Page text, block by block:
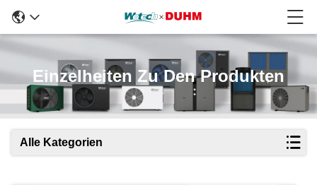
Einzelheiten Zu Den Produkten
Alle Kategorien